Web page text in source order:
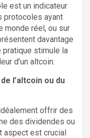
est un indicateur
protocoles ayant
monde réel, ou sur
davantage
stimule la
d’un altcoin.
l’altcoin ou du
offrir des
des dividendes ou
aspect est crucial